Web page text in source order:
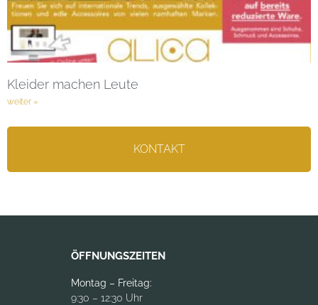
Kleider machen Leute
weiter »
KONTAKT
ÖFFNUNGSZEITEN
Montag – Freitag:
9:30 – 12:30 Uhr